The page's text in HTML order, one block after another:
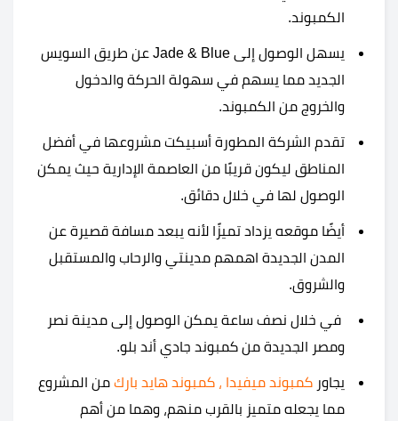
الكمبوند.
يسهل الوصول إلى Jade & Blue عن طريق السويس
الجديد مما يسهم في سهولة الحركة والدخول
والخروج من الكمبوند.
تقدم الشركة المطورة أسبيكت مشروعها في أفضل
المناطق ليكون قريبًا من العاصمة الإدارية حيث يمكن
الوصول لها في خلال دقائق.
أيضًا موقعه يزداد تميزًا لأنه يبعد مسافة قصيرة عن
المدن الجديدة اهمهم مدينتي والرحاب والمستقبل
والشروق.
في خلال نصف ساعة يمكن الوصول إلى مدينة نصر
ومصر الجديدة من كمبوند جادي أند بلو.
يجاور كمبوند ميفيدا ، كمبوند هايد بارك من المشروع
مما يجعله متميز بالقرب منهم، وهما من أهم